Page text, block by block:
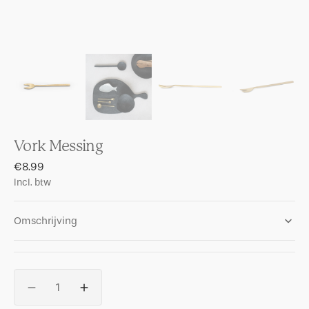
Vork Messing
Regular
price
€8.99
Incl. btw
Omschrijving
Aantal
Aantal